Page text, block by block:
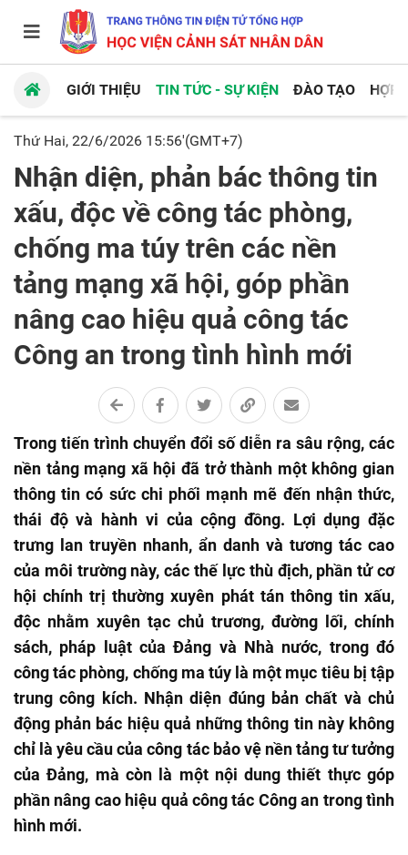
GIỚI THIỆU TIN TỨC - SỰ KIỆN ĐÀO TẠO HỢP
Thứ Hai, 22/6/2026 15:56'(GMT+7)
Nhận diện, phản bác thông tin
xấu, độc về công tác phòng,
chống ma túy trên các nền
tảng mạng xã hội, góp phần
nâng cao hiệu quả công tác
Công an trong tình hình mới
Trong tiến trình chuyển đổi số diễn ra sâu rộng, các
nền tảng mạng xã hội đã trở thành một không gian
thông tin có sức chi phối mạnh mẽ đến nhận thức,
thái độ và hành vi của cộng đồng. Lợi dụng đặc
trưng lan truyền nhanh, ẩn danh và tương tác cao
của môi trường này, các thế lực thù địch, phần tử cơ
hội chính trị thường xuyên phát tán thông tin xấu,
độc nhằm xuyên tạc chủ trương, đường lối, chính
sách, pháp luật của Đảng và Nhà nước, trong đó
công tác phòng, chống ma túy là một mục tiêu bị tập
trung công kích. Nhận diện đúng bản chất và chủ
động phản bác hiệu quả những thông tin này không
chỉ là yêu cầu của công tác bảo vệ nền tảng tư tưởng
của Đảng, mà còn là một nội dung thiết thực góp
phần nâng cao hiệu quả công tác Công an trong tình
hình mới.